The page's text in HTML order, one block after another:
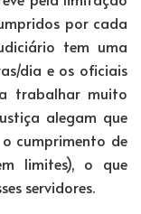
por cada
tem uma
dia e os oficiais
trabalhar muito
alegam que
cumprimento de
limites), o que
servidores.